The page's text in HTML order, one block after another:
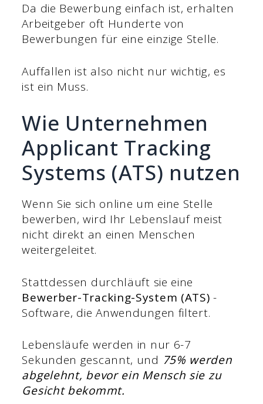
Da die Bewerbung einfach ist, erhalten
Arbeitgeber oft Hunderte von
Bewerbungen für eine einzige Stelle.
Auffallen ist also nicht nur wichtig, es
ist ein Muss.
Wie Unternehmen
Applicant Tracking
Systems (ATS) nutzen
Wenn Sie sich online um eine Stelle
bewerben, wird Ihr Lebenslauf meist
nicht direkt an einen Menschen
weitergeleitet.
Stattdessen durchläuft sie eine
Bewerber-Tracking-System (ATS) -
Software, die Anwendungen filtert.
Lebensläufe werden in nur 6-7
Sekunden gescannt, und 75% werden
abgelehnt, bevor ein Mensch sie zu
Gesicht bekommt.